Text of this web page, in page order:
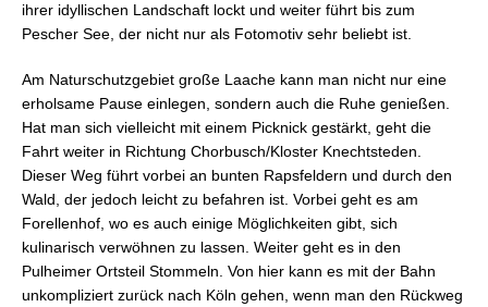
ihrer idyllischen Landschaft lockt und weiter führt bis zum
Pescher See, der nicht nur als Fotomotiv sehr beliebt ist.
Am Naturschutzgebiet große Laache kann man nicht nur eine
erholsame Pause einlegen, sondern auch die Ruhe genießen.
Hat man sich vielleicht mit einem Picknick gestärkt, geht die
Fahrt weiter in Richtung Chorbusch/Kloster Knechtsteden.
Dieser Weg führt vorbei an bunten Rapsfeldern und durch den
Wald, der jedoch leicht zu befahren ist. Vorbei geht es am
Forellenhof, wo es auch einige Möglichkeiten gibt, sich
kulinarisch verwöhnen zu lassen. Weiter geht es in den
Pulheimer Ortsteil Stommeln. Von hier kann es mit der Bahn
unkompliziert zurück nach Köln gehen, wenn man den Rückweg